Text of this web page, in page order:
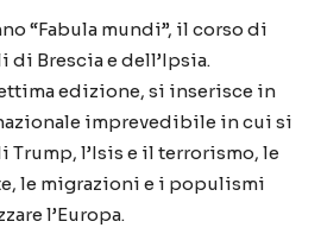
“Fabula mundi”, il corso di
Brescia e dell’Ipsia.
edizione, si inserisce in
imprevedibile in cui si
Trump, l’Isis e il terrorismo, le
le migrazioni e i populismi
l’Europa.